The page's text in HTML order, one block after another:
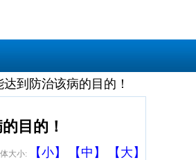
到防治该病的目的！
目的！
大小: 【小】 【中】 【大】